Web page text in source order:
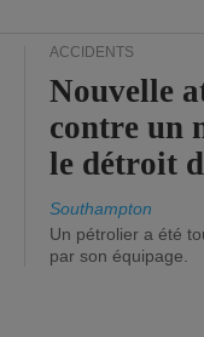
ACCIDENTS
Nouvelle
contre un
le détroit
Southampton
Un pétrolier a été
par son équipage.